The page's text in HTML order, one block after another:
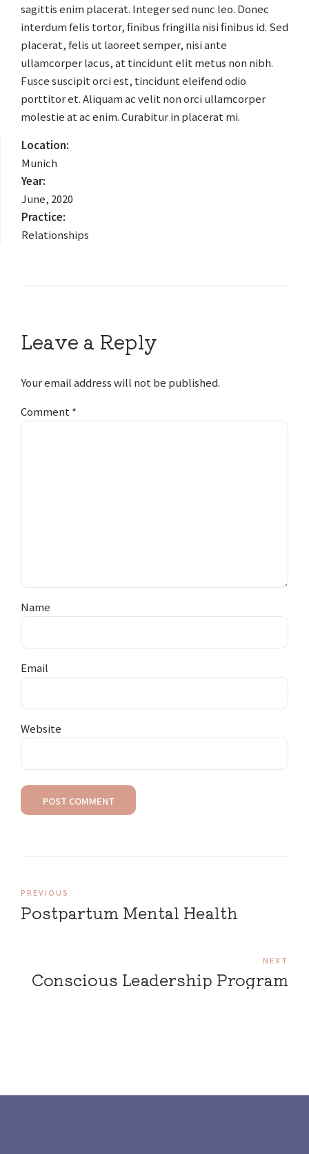
sagittis enim placerat. Integer sed nunc leo. Donec
interdum felis tortor, finibus fringilla nisi finibus id. Sed
placerat, felis ut laoreet semper, nisi ante
ullamcorper lacus, at tincidunt elit metus non nibh.
Fusce suscipit orci est, tincidunt eleifend odio
porttitor et. Aliquam ac velit non orci ullamcorper
molestie at ac enim. Curabitur in placerat mi.
Location:
Munich
Year:
June, 2020
Practice:
Relationships
Leave a Reply
Your email address will not be published.
Comment *
Name
Email
Website
POST COMMENT
PREVIOUS
Postpartum Mental Health
NEXT
Conscious Leadership Program